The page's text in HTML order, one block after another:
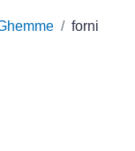
forni